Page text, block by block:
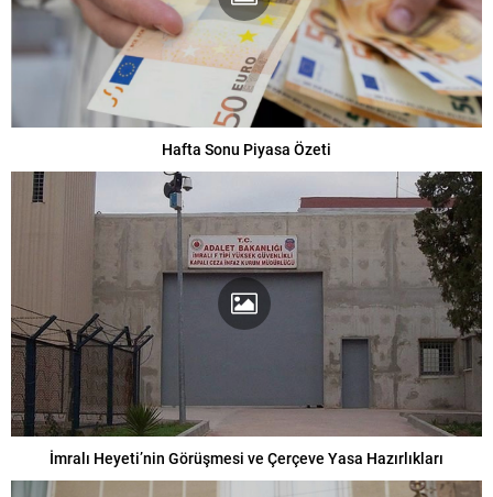
Hafta Sonu Piyasa Özeti
İmralı Heyeti’nin Görüşmesi ve Çerçeve Yasa Hazırlıkları